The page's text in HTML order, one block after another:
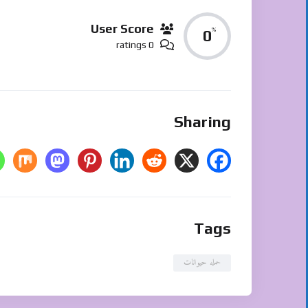
0%
User Score
0 ratings
Sharing
Tags
حمله حیوانات